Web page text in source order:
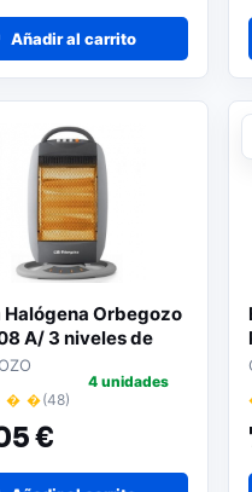
Añadir al carrito
Halógena Orbegozo
A/ 3 niveles de
1200W
� �(48)
€
4 unidades